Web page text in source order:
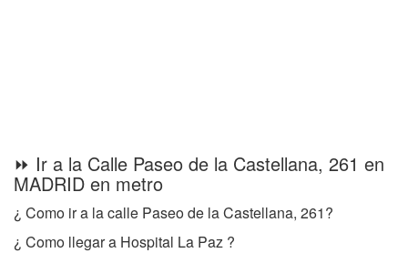
⏩ Ir a la Calle Paseo de la Castellana, 261 en
MADRID en metro
¿ Como ir a la calle Paseo de la Castellana, 261?
¿ Como llegar a Hospital La Paz ?